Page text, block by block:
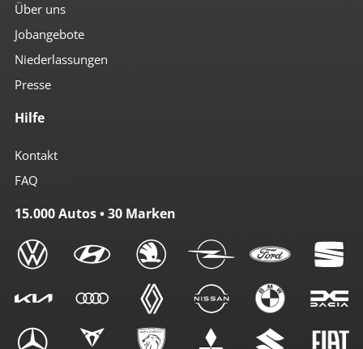
Über uns
Jobangebote
Niederlassungen
Presse
Hilfe
Kontakt
FAQ
15.000 Autos • 30 Marken